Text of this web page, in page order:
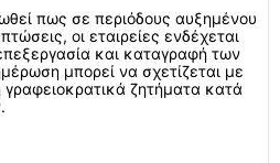
πως σε περιόδους αυξημένου
οι εταιρείες ενδέχεται
και καταγραφή των
μπορεί να σχετίζεται με
ζητήματα κατά